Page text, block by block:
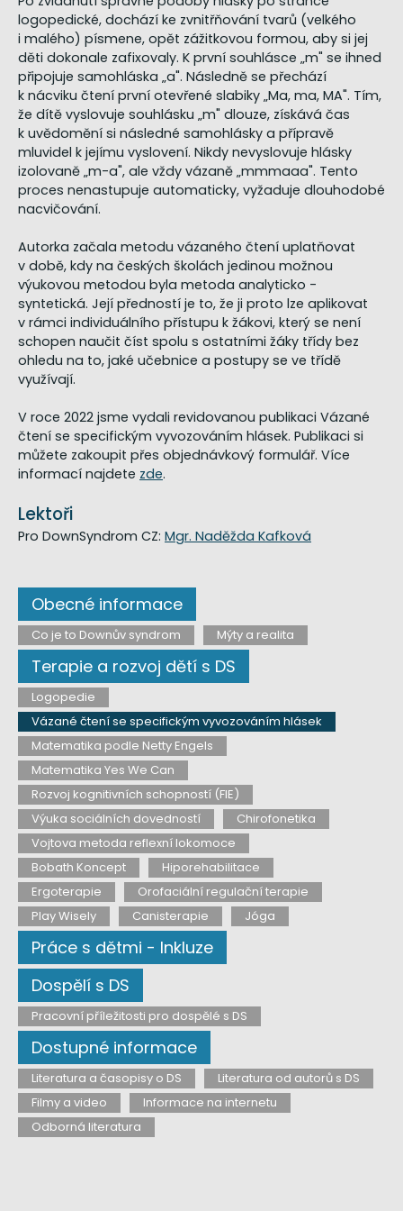
logopedické, dochází ke zvnitřňování tvarů (velkého
i malého) písmene, opět zážitkovou formou, aby si jej
děti dokonale zafixovaly. K první souhlásce „m" se ihned
připojuje samohláska „a". Následně se přechází
k nácviku čtení první otevřené slabiky „Ma, ma, MA". Tím,
že dítě vyslovuje souhlásku „m" dlouze, získává čas
k uvědomění si následné samohlásky a přípravě
mluvidel k jejímu vyslovení. Nikdy nevyslovuje hlásky
izolovaně „m-a", ale vždy vázaně „mmmaaa". Tento
proces nenastupuje automaticky, vyžaduje dlouhodobé
nacvičování.
Autorka začala metodu vázaného čtení uplatňovat
v době, kdy na českých školách jedinou možnou
výukovou metodou byla metoda analyticko -
syntetická. Její předností je to, že ji proto lze aplikovat
v rámci individuálního přístupu k žákovi, který se není
schopen naučit číst spolu s ostatními žáky třídy bez
ohledu na to, jaké učebnice a postupy se ve třídě
využívají.
V roce 2022 jsme vydali revidovanou publikaci Vázané
čtení se specifickým vyvozováním hlásek. Publikaci si
můžete zakoupit přes objednávkový formulář. Více
informací najdete zde.
Lektoři
Pro DownSyndrom CZ: Mgr. Naděžda Kafková
Obecné informace
Co je to Downův syndrom Mýty a realita
Terapie a rozvoj dětí s DS
Logopedie
Vázané čtení se specifickým vyvozováním hlásek
Matematika podle Netty Engels
Matematika Yes We Can
Rozvoj kognitivních schopností (FIE)
Výuka sociálních dovedností
Chirofonetika
Vojtova metoda reflexní lokomoce
Bobath Koncept
Hiporehabilitace
Ergoterapie
Orofaciální regulační terapie
Play Wisely
Canisterapie Jóga
Práce s dětmi - Inkluze
Dospělí s DS
Pracovní příležitosti pro dospělé s DS
Dostupné informace
Literatura a časopisy o DS
Literatura od autorů s DS
Filmy a video
Informace na internetu
Odborná literatura